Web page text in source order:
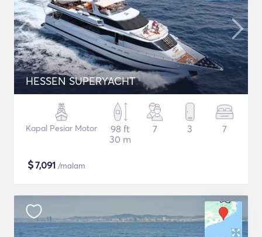
HESSEN SUPERYACHT
Kapal Pesiar Motor
98 ft
30 m
7 3 7
$7,091 /malam